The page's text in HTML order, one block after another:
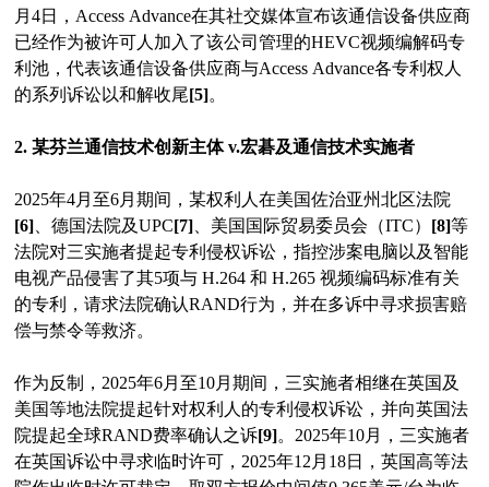
月4日，Access Advance在其社交媒体宣布该通信设备供应商
已经作为被许可人加入了该公司管理的HEVC视频编解码专
利池，代表该通信设备供应商与Access Advance各专利权人
的系列诉讼以和解收尾[5]。
2. 某芬兰通信技术创新主体 v.宏碁及通信技术实施者
2025年4月至6月期间，某权利人在美国佐治亚州北区法院
[6] 、德国法院及UPC[7] 、美国国际贸易委员会（ITC） [8]等
法院对三实施者提起专利侵权诉讼，指控涉案电脑以及智能
电视产品侵害了其5项与 H.264 和 H.265 视频编码标准有关
的专利，请求法院确认RAND行为，并在多诉中寻求损害赔
偿与禁令等救济。
作为反制，2025年6月至10月期间，三实施者相继在英国及
美国等地法院提起针对权利人的专利侵权诉讼，并向英国法
院提起全球RAND费率确认之诉[9]。2025年10月，三实施者
在英国诉讼中寻求临时许可，2025年12月18日，英国高等法